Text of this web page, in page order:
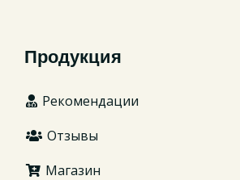
Продукция
Рекомендации
Отзывы
Магазин